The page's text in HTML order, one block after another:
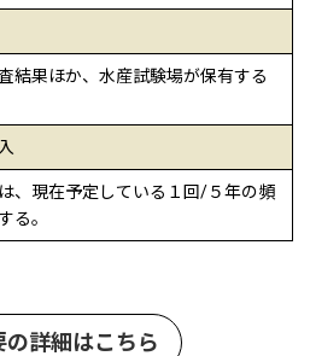
結果ほか、水産試験場が保有する
、現在予定している１回/５年の頻
る。
の詳細はこちら